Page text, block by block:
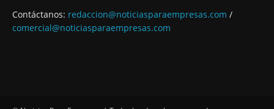
Contáctanos: redaccion@noticiasparaempresas.com /
comercial@noticiasparaempresas.com